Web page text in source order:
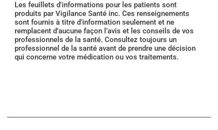
Les feuillets d'informations pour les patients sont
produits par Vigilance Santé inc. Ces renseignements
sont fournis à titre d’information seulement et ne
remplacent d’aucune façon l’avis et les conseils de vos
professionnels de la santé. Consultez toujours un
professionnel de la santé avant de prendre une décision
qui concerne votre médication ou vos traitements.